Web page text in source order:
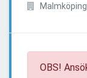
OBS!